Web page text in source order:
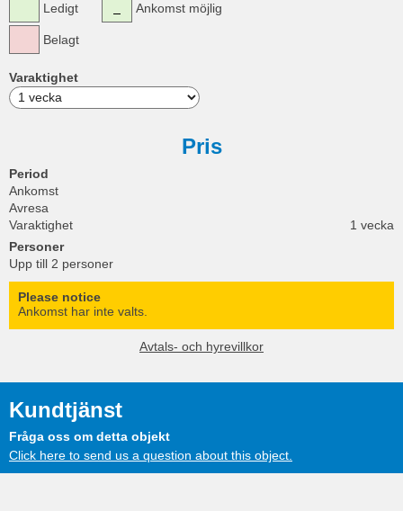
Ledigt
Belagt
Ankomst möjlig
Varaktighet
Pris
Period
Ankomst
Avresa
Varaktighet
1 vecka
Personer
Upp till 2 personer
Please notice
Ankomst har inte valts.
Avtals- och hyrevillkor
Kundtjänst
Fråga oss om detta objekt
Click here to send us a question about this object.